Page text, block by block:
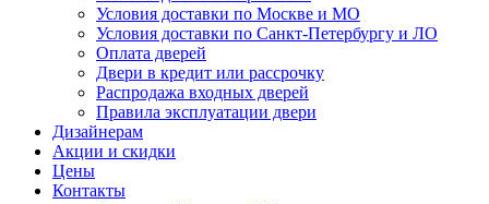
Условия доставки по Москве и МО
Условия доставки по Санкт-Петербургу и ЛО
Оплата дверей
Двери в кредит или рассрочку
Распродажа входных дверей
Правила эксплуатации двери
Дизайнерам
Акции и скидки
Цены
Контакты